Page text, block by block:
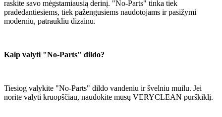
raskite savo mėgstamiausią derinį. "No-Parts" tinka tiek
pradedantiesiems, tiek pažengusiems naudotojams ir pasižymi
moderniu, patraukliu dizainu.
Kaip valyti "No-Parts" dildo?
Tiesiog valykite "No-Parts" dildo vandeniu ir švelniu muilu. Jei
norite valyti kruopščiau, naudokite mūsų VERYCLEAN purškiklį.